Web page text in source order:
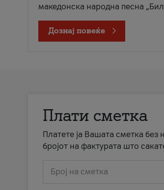
македонска народна песна
Дознај повеќе
Плати сметка
Платете ја Вашата сметка без
бројот на фактурата што
Број на сметка